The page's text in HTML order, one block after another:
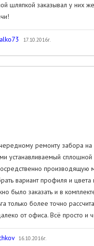
шляпкой заказывал у них
17.10.2016г.
ремонту забора на
устанавливаемый
производящую
вариант профиля и цвета
было заказать и в
только более точно
от офиса. Всё просто и
16.10.2016г.